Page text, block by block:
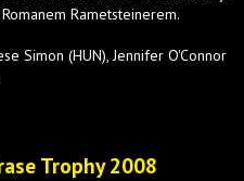
Rametsteinerem.
Simon (HUN), Jennifer O'Connor
Trophy 2008